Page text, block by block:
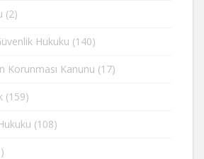
(2)
Hukuku (140)
Korunması Kanunu (17)
(159)
(108)